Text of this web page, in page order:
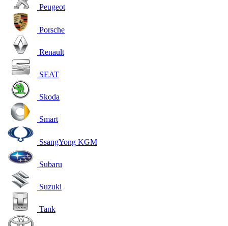
Peugeot
Porsche
Renault
SEAT
Skoda
Smart
SsangYong KGM
Subaru
Suzuki
Tank